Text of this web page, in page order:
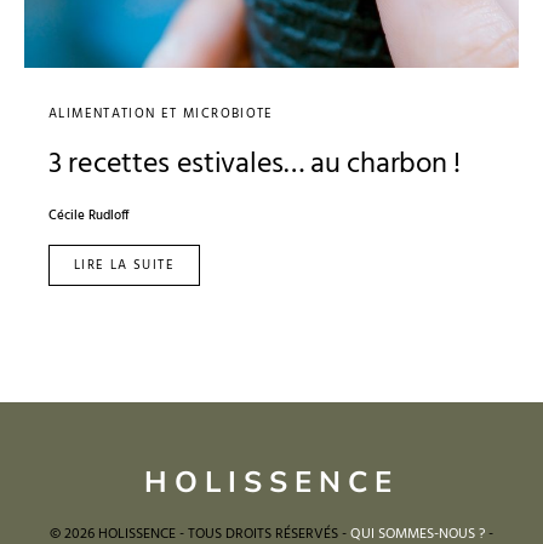
ALIMENTATION ET MICROBIOTE
3 recettes estivales… au charbon !
Cécile Rudloff
LIRE LA SUITE
HOLISSENCE
© 2026 HOLISSENCE - TOUS DROITS RÉSERVÉS -QUI SOMMES-NOUS ?-